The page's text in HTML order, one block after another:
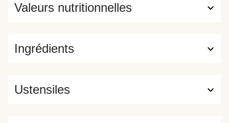
Ingrédients
Valeurs nutritionnelles
Ustensiles